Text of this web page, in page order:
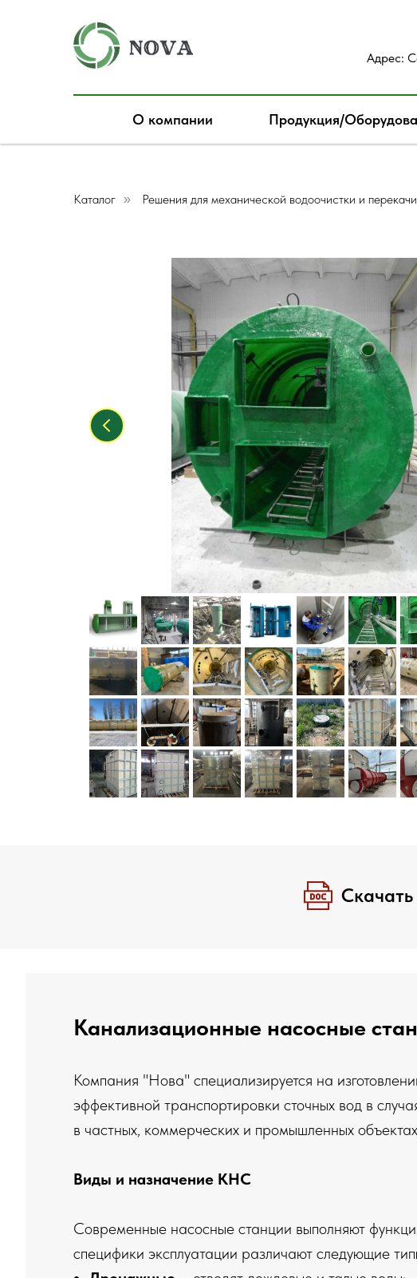
Адрес:
О компании Продукция/
Каталог » Решения для механической водоочистки и
Канализационные насосные
Компания "Нова" специализируется на
эффективной транспортировки сточных вод в
в частных, коммерческих и промышленных
Виды и назначение КНС
Современные насосные станции выполняют
специфики эксплуатации различают следующие